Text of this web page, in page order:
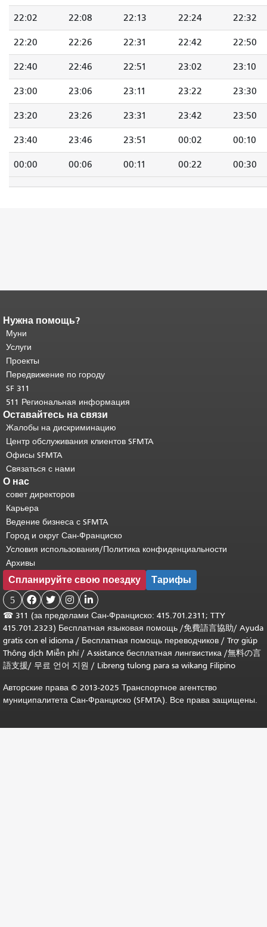
22:02 22:08 22:13 22:24 22:32
22:20 22:26 22:31 22:42 22:50
22:40 22:46 22:51 23:02 23:10
23:00 23:06 23:11 23:22 23:30
23:20 23:26 23:31 23:42 23:50
23:40 23:46 23:51 00:02 00:10
00:00 00:06 00:11 00:22 00:30
Конец содержимого
страницы.
страницы повторяется на каждой
странице.
основного содержимого .
Нужна помощь?
Муни
Услуги
Проекты
Передвижение по городу
SF 311
511 Региональная информация
Оставайтесь на связи
Жалобы на дискриминацию
Центр обслуживания клиентов SFMTA
Офисы SFMTA
Связаться с нами
О нас
совет директоров
Карьера
Ведение бизнеса с SFMTA
Город и округ Сан-Франциско
Условия использования/Политика конфиденциальности
Архивы
Спланируйте свою поездку Тарифы
5    
☎ 311 (за пределами Сан-Франциско: 415.701.2311; TTY
415.701.2323) Бесплатная языковая помощь /免費語言協助/ Ayuda
gratis con el idioma / Бесплатная помощь переводчиков / Trợ giúp
Thông dịch Miễn phí/ Assistance бесплатная лингвистика /無料の言
語支援/ 무료 언어 지원 / Libreng tulong para sa wikang Filipino
Авторские права © 2013-2025 Транспортное агентство
муниципалитета Сан-Франциско (SFMTA). Все права защищены.